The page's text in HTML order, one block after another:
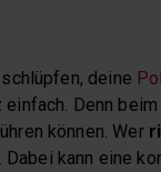
deine
Denn
können. Wer
kann eine